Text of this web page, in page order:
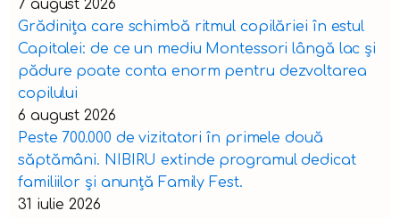
7 august 2026
Grădinița care schimbă ritmul copilăriei în estul
Capitalei: de ce un mediu Montessori lângă lac și
pădure poate conta enorm pentru dezvoltarea
copilului
6 august 2026
Peste 700.000 de vizitatori în primele două
săptămâni. NIBIRU extinde programul dedicat
familiilor și anunță Family Fest.
31 iulie 2026